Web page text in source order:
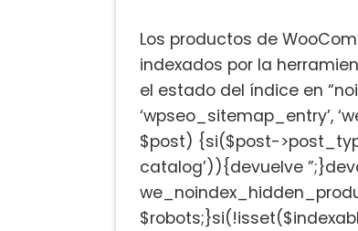
Los productos de
indexados por la
el estado del índice en
‘wpseo_sitemap_entry’,
$post) {si($post-
catalog’)){devuelve